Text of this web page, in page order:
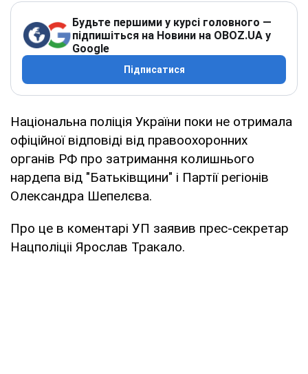
Будьте першими у курсі головного —
підпишіться на Новини на OBOZ.UA у
Google
Підписатися
Національна поліція України поки не отримала
офіційної відповіді від правоохоронних
органів РФ про затримання колишнього
нардепа від "Батьківщини" і Партії регіонів
Олександра Шепелєва.
Про це в коментарі УП заявив прес-секретар
Нацполіціі Ярослав Тракало.